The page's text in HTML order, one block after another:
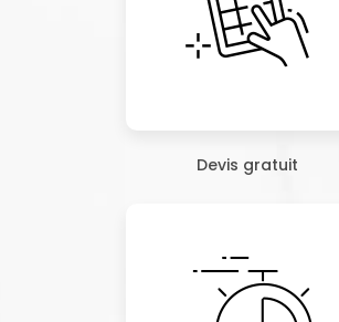
Devis gratuit